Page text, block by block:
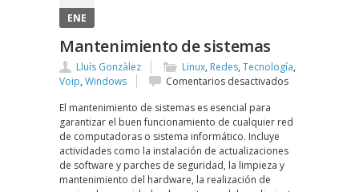
ENE
Mantenimiento de sistemas
Lluís Gonzàlez Linux, Redes, Tecnología,
Voip, Windows Comentarios desactivadosen
sistemas
El mantenimiento de sistemas es esencial para
garantizar el buen funcionamiento de cualquier red
de computadoras o sistema informático. Incluye
actividades como la instalación de actualizaciones
de software y parches de seguridad, la limpieza y
mantenimiento del hardware, la realización de